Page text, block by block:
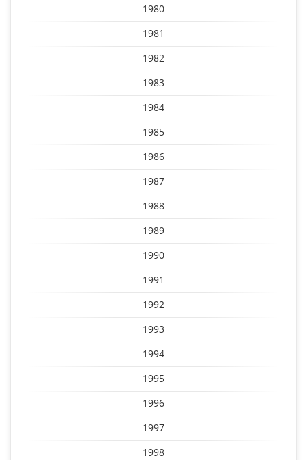
1980
1981
1982
1983
1984
1985
1986
1987
1988
1989
1990
1991
1992
1993
1994
1995
1996
1997
1998